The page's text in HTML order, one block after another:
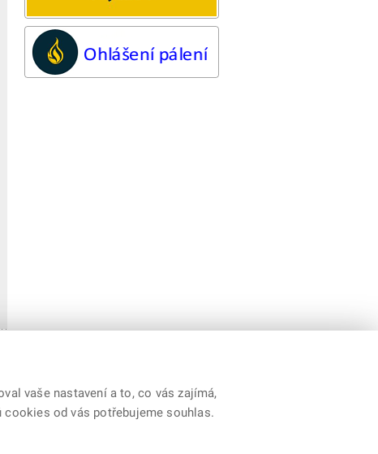
vaše nastavení a to, co vás zajímá,
cookies od vás potřebujeme souhlas.